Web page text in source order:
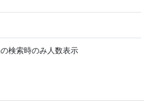
検索時のみ人数表示